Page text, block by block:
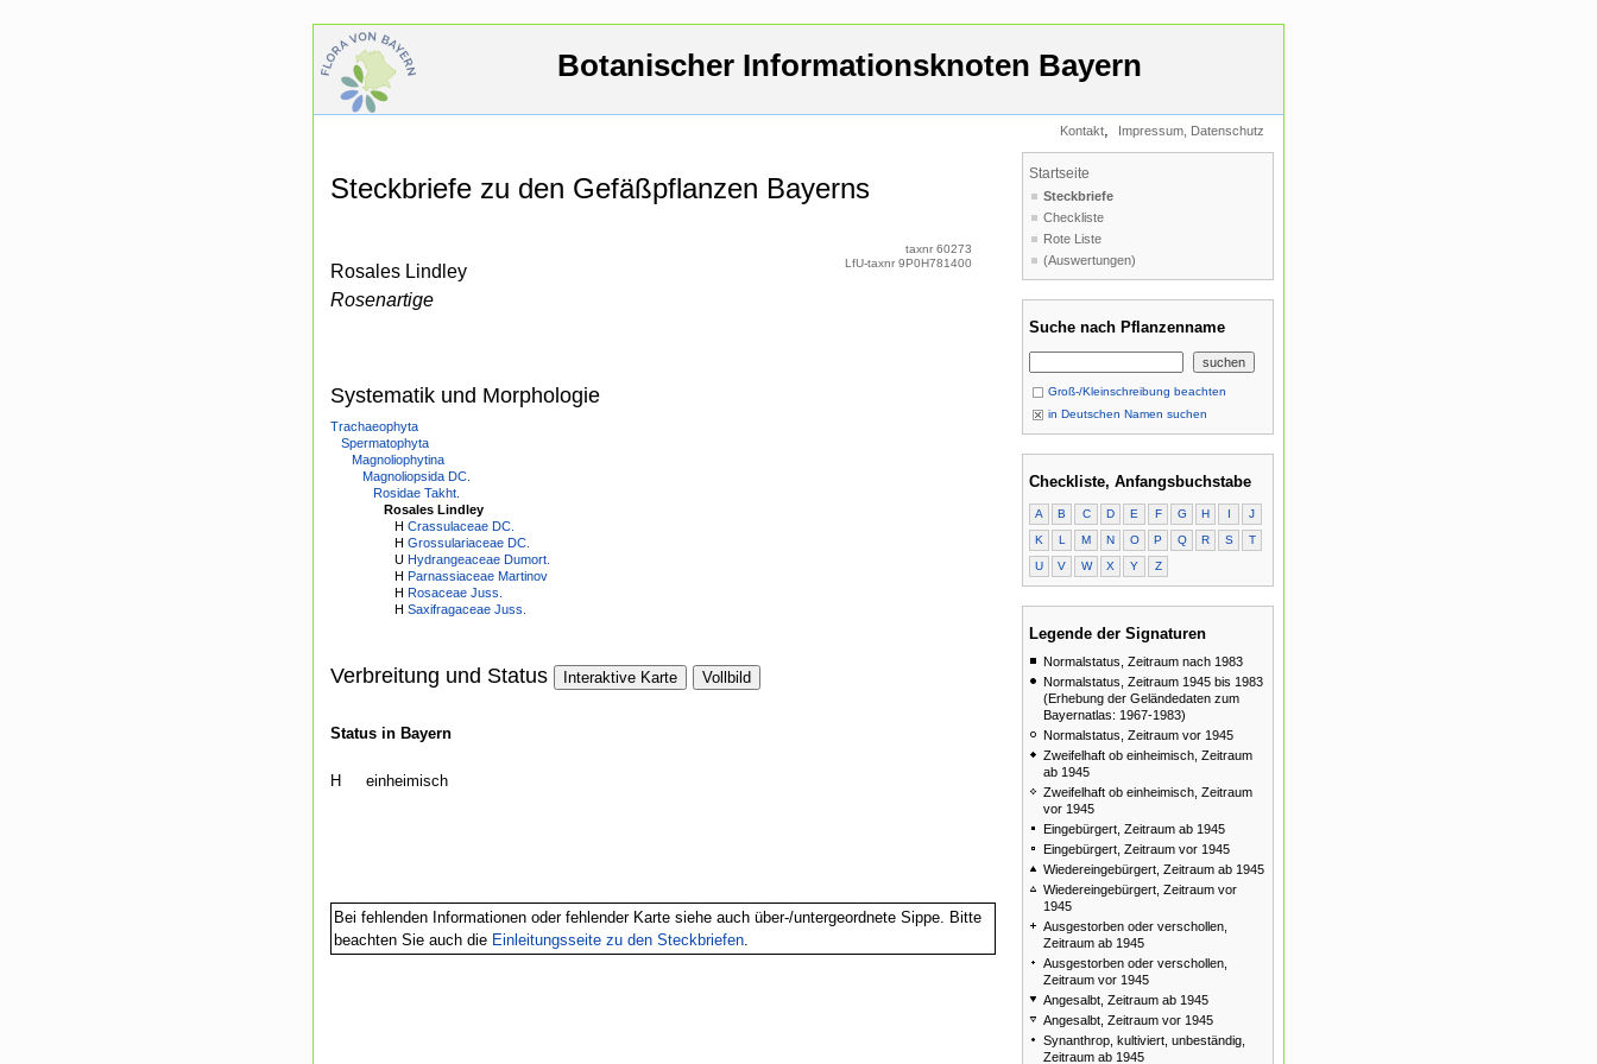
Botanischer Informationsknoten Bayern
Kontakt, Impressum, Datenschutz
Steckbriefe zu den Gefäßpflanzen Bayerns
Rosales Lindley
Rosenartige
taxnr 60273
LfU-taxnr 9P0H781400
Systematik und Morphologie
Trachaeophyta
Spermatophyta
Magnoliophytina
Magnoliopsida DC.
Rosidae Takht.
Rosales Lindley
H Crassulaceae DC.
H Grossulariaceae DC.
U Hydrangeaceae Dumort.
H Parnassiaceae Martinov
H Rosaceae Juss.
H Saxifragaceae Juss.
Verbreitung und Status Interaktive Karte Vollbild
Status in Bayern
H einheimisch
Bei fehlenden Informationen oder fehlender Karte siehe auch über-/untergeordnete Sippe. Bitte
beachten Sie auch die Einleitungsseite zu den Steckbriefen.
Startseite
Steckbriefe
Checkliste
Rote Liste
(Auswertungen)
Suche nach Pflanzenname
Groß-/Kleinschreibung beachten
in Deutschen Namen suchen
Checkliste, Anfangsbuchstabe
A B C D E F G H I
J
K
L M N O P Q R S
T
U
V W X Y Z
Legende der Signaturen
Normalstatus, Zeitraum nach 1983
Normalstatus, Zeitraum 1945 bis 1983
(Erhebung der Geländedaten zum
Bayernatlas: 1967-1983)
Normalstatus, Zeitraum vor 1945
Zweifelhaft ob einheimisch, Zeitraum
ab 1945
Zweifelhaft ob einheimisch, Zeitraum
vor 1945
Eingebürgert, Zeitraum ab 1945
Eingebürgert, Zeitraum vor 1945
Wiedereingebürgert, Zeitraum ab 1945
Wiedereingebürgert, Zeitraum vor
1945
Ausgestorben oder verschollen,
Zeitraum ab 1945
Ausgestorben oder verschollen,
Zeitraum vor 1945
Angesalbt, Zeitraum ab 1945
Angesalbt, Zeitraum vor 1945
Synanthrop, kultiviert, unbeständig,
Zeitraum ab 1945